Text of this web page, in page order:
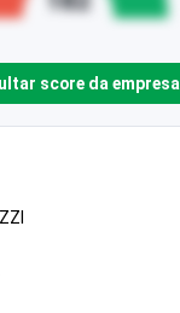
score da empresa